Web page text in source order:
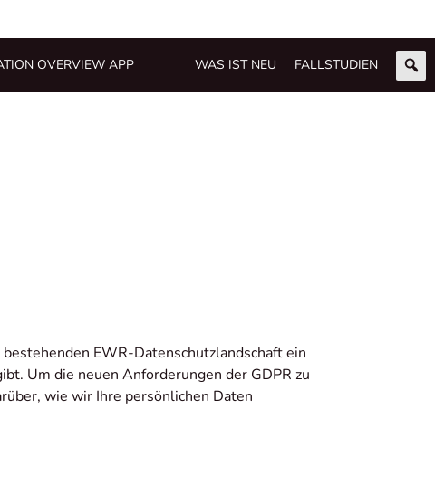
FALLSTUDIEN
WAS IST NEU
OVERVIEW APP
EWR-Datenschutzlandschaft ein
Um die neuen Anforderungen der GDPR zu
wie wir Ihre persönlichen Daten